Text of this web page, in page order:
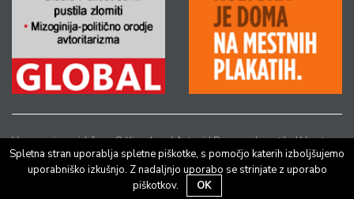
Vse pravice pridržane © Kinodvor |Avtorji|Pravno obvestilo|Varstvo
osebnih podatkov
Spletna stran uporablja spletne piškotke, s pomočjo katerih izboljšujemo
uporabniško izkušnjo. Z nadaljnjo uporabo se strinjate z uporabo
piškotkov.
OK